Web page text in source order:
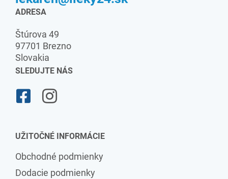
ADRESA
Štúrova 49
97701 Brezno
Slovakia
SLEDUJTE NÁS
UŽITOČNÉ INFORMÁCIE
Obchodné podmienky
Dodacie podmienky